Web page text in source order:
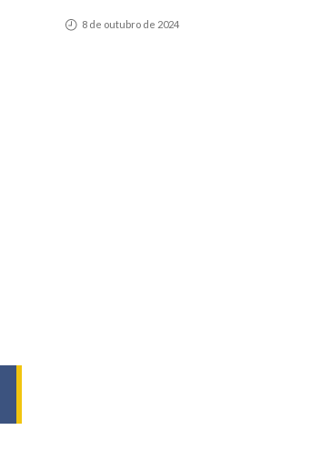
8 de outubro de 2024